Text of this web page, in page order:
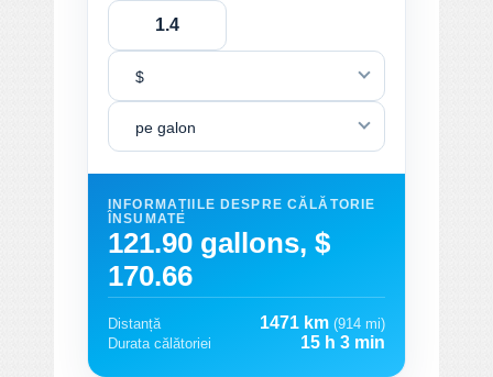
$
pe galon
INFORMAȚIILE DESPRE CĂLĂTORIE
ÎNSUMATE
121.90 gallons, $
170.66
Distanță 1471 km (914 mi)
Durata călătoriei
15 h 3 min